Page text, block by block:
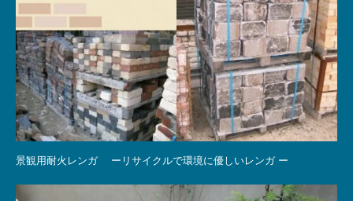
景観用耐火レンガ ーリサイクルで環境に優しいレンガ ー